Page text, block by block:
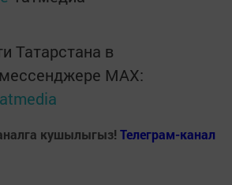
Татарстана в
MАХ:
кушылыгыз! Телеграм-канал